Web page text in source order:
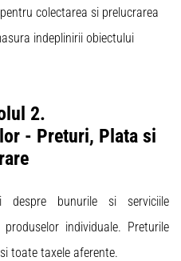
colectarea si prelucrarea
indeplinirii obiectului
2.
- Preturi, Plata si
despre bunurile si serviciile
individuale. Preturile
toate taxele aferente.